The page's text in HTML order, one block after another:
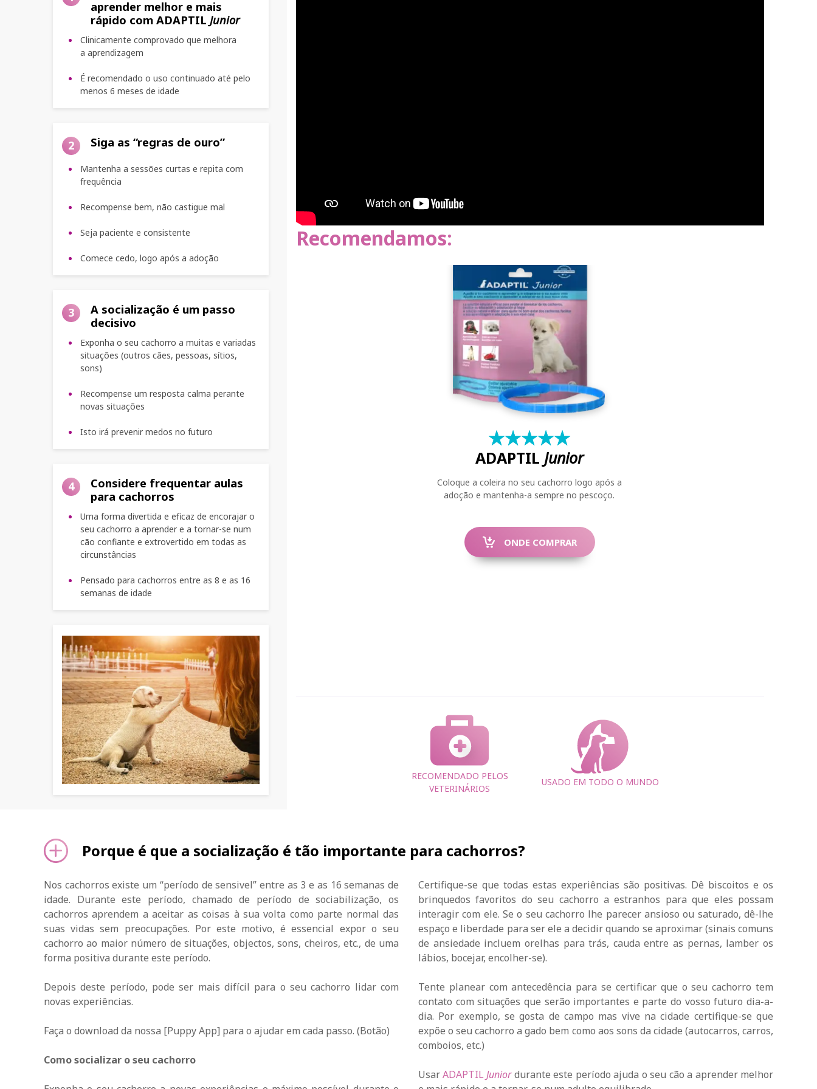
aprender melhor e mais
rápido com ADAPTIL Junior
Clinicamente comprovado que melhora
a aprendizagem
É recomendado o uso continuado até pelo
menos 6 meses de idade
2 Siga as “regras de ouro”
Mantenha a sessões curtas e repita com
frequência
Recompense bem, não castigue mal
Seja paciente e consistente
Comece cedo, logo após a adoção
3
A socialização é um passo
decisivo
Exponha o seu cachorro a muitas e variadas
situações (outros cães, pessoas, sítios,
sons)
Recompense um resposta calma perante
novas situações
Isto irá prevenir medos no futuro
4
Considere frequentar aulas
para cachorros
Uma forma divertida e eficaz de encorajar o
seu cachorro a aprender e a tornar-se num
cão confiante e extrovertido em todas as
circunstâncias
Pensado para cachorros entre as 8 e as 16
semanas de idade
Recomendamos:
★★★★★
☆☆☆☆☆
ADAPTIL Junior
Coloque a coleira no seu cachorro logo após a
adoção e mantenha-a sempre no pescoço.
ONDE COMPRAR
RECOMENDADO PELOS
VETERINÁRIOS
USADO EM TODO O MUNDO
Porque é que a socialização é tão importante para cachorros?
Nos cachorros existe um “período de sensivel” entre as 3 e as 16 semanas de
idade. Durante este período, chamado de período de sociabilização, os
cachorros aprendem a aceitar as coisas à sua volta como parte normal das
suas vidas sem preocupações. Por este motivo, é essencial expor o seu
cachorro ao maior número de situações, objectos, sons, cheiros, etc., de uma
forma positiva durante este período.
Depois deste período, pode ser mais difícil para o seu cachorro lidar com
novas experiências.
Faça o download da nossa [Puppy App] para o ajudar em cada passo. (Botão)
Como socializar o seu cachorro
Certifique-se que todas estas experiências são positivas. Dê biscoitos e os
brinquedos favoritos do seu cachorro a estranhos para que eles possam
interagir com ele. Se o seu cachorro lhe parecer ansioso ou saturado, dê-lhe
espaço e liberdade para ser ele a decidir quando se aproximar (sinais comuns
de ansiedade incluem orelhas para trás, cauda entre as pernas, lamber os
lábios, bocejar, encolher-se).
Tente planear com antecedência para se certificar que o seu cachorro tem
contato com situações que serão importantes e parte do vosso futuro dia-a-
dia. Por exemplo, se gosta de campo mas vive na cidade certifique-se que
expõe o seu cachorro a gado bem como aos sons da cidade (autocarros, carros,
comboios, etc.)
UsarADAPTIL Juniordurante este período ajuda o seu cão a aprender melhor